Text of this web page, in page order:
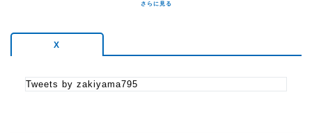
X
Tweets by zakiyama795